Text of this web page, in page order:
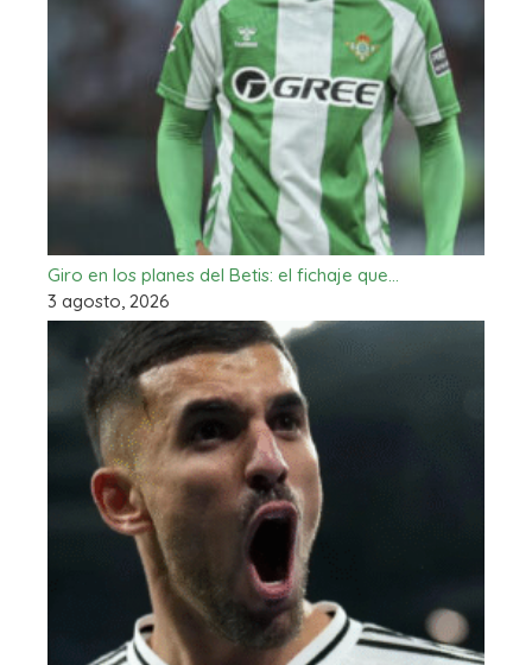
Giro en los planes del Betis: el fichaje que…
3 agosto, 2026